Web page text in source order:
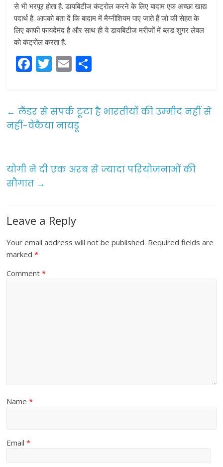
से भी भरपूर होता है. डायबिटीज कंट्रोल करने के लिए बादाम एक अच्छा खाद्य
पदार्थ है. आपको बता दें कि बादाम में मैग्नीशियम पाए जाते हैं जो की सेहत के
लिए काफी फायदेमंद है और साथ ही ये डायबिटीज मरीजों में ब्लड शुगर लेवल
को कंट्रोल करता है.
F
a
e
b
o
k
T
w
er
E
m
l e
← लैंडर से संपर्क टूटा है भारतीयों की उम्मीद नहीं से
नहीं-वेंकैया नायडू
योगी ने दी एक अरब से ज्यादा परियोजनाओं की
सौगात →
Leave a Reply
Your email address will not be published. Required fields are
marked*
Comment*
Name*
Email*